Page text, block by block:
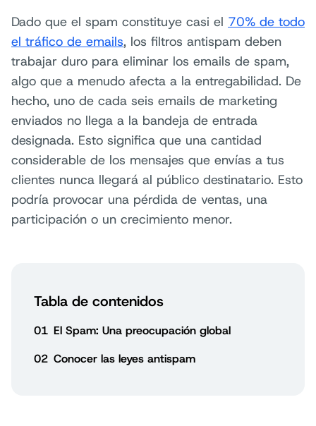
Dado que el spam constituye casi el 70% de todo
el tráfico de emails, los filtros antispam deben
trabajar duro para eliminar los emails de spam,
algo que a menudo afecta a la entregabilidad. De
hecho, uno de cada seis emails de marketing
enviados no llega a la bandeja de entrada
designada. Esto significa que una cantidad
considerable de los mensajes que envías a tus
clientes nunca llegará al público destinatario. Esto
podría provocar una pérdida de ventas, una
participación o un crecimiento menor.
Tabla de contenidos
01 El Spam: Una preocupación global
02 Conocer las leyes antispam